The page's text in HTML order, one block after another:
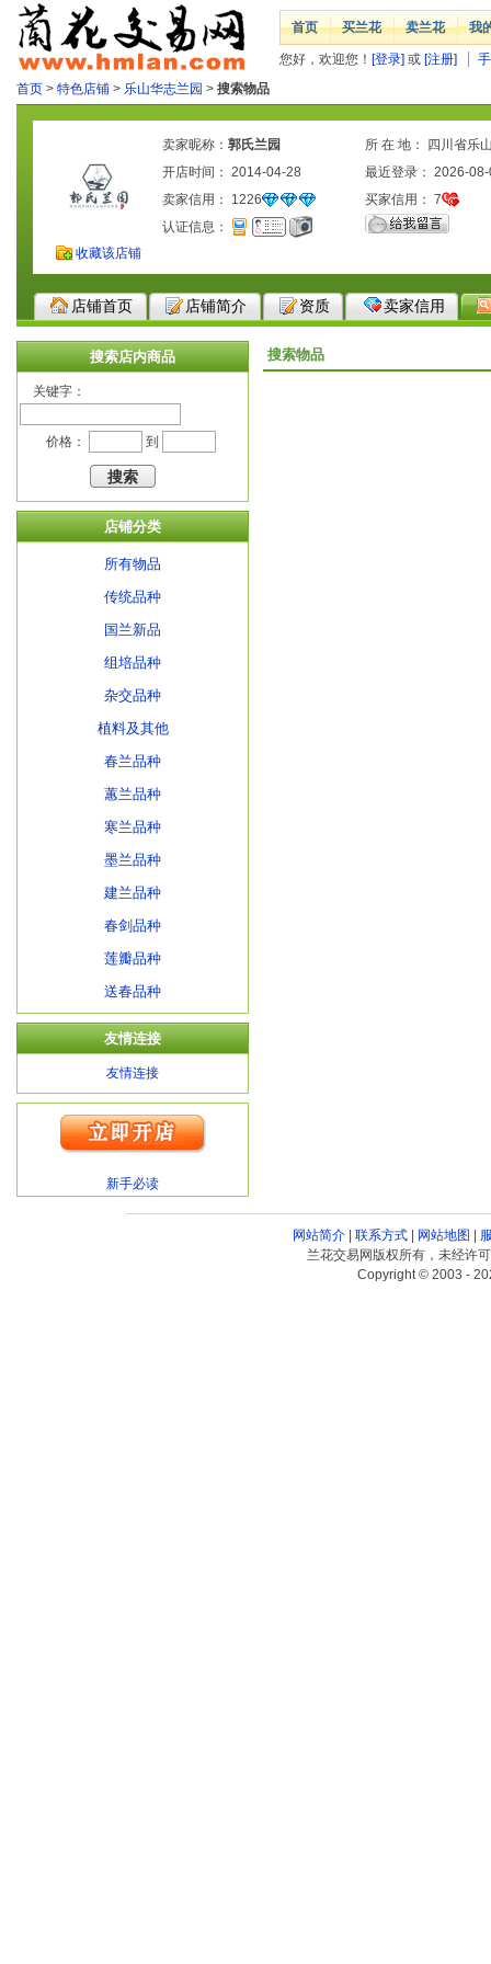
首页 买兰花 卖兰花 我
您好，欢迎您！ [登录] 或 [注册]
首页 > 特色店铺 > 乐山华志兰园 > 搜索物品
收藏该店铺
卖家昵称： 郭氏兰园
所 在 地： 四川省乐
开店时间： 2014-04-28
最近登录： 2026-
卖家信用： 1226 买家信用： 7
认证信息：
店铺首页 店铺简介 资质 卖家信用
搜索店内商品
关键字：
价格： 到
店铺分类
所有物品
传统品种
国兰新品
组培品种
杂交品种
植料及其他
春兰品种
蕙兰品种
寒兰品种
墨兰品种
建兰品种
春剑品种
莲瓣品种
送春品种
友情连接
友情连接
新手必读
搜索物品
网站简介| 联系方式| 网站地图 |
兰花交易网版权所有，未经许
Copyright © 2003 -